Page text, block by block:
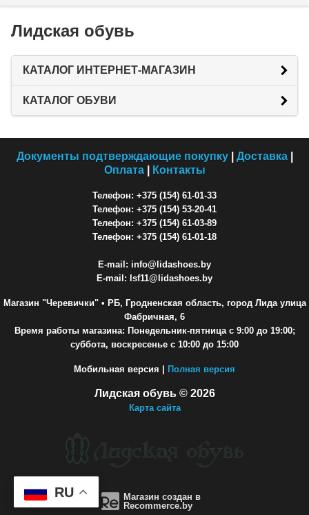
RU
Лидская обувь
КАТАЛОГ ИНТЕРНЕТ-МАГАЗИН
КАТАЛОГ ОБУВИ
Документы подтверждающие покупку| Доставка|
Оплата| Контакты
Телефон: +375 (154) 61-01-33
Телефон: +375 (154) 53-20-41
Телефон: +375 (154) 61-03-89
Телефон: +375 (154) 61-01-18
E-mail: info@lidashoes.by
E-mail: lsf11@lidashoes.by
Магазин "Черевички"• РБ, Гродненская область, город Лида улица
Фабричная, 6
Время работы магазина: Понедельник-пятница с 9:00 до 19:00;
суббота, воскресенье с 10:00 до 15:00
Мобильная версия | Полная версия
Лидская обувь © 2026
Карта сайта
Магазин создан в
Recommerce.by